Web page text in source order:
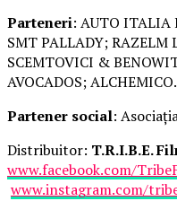
Parteneri: AUTO ITALIA
SMT PALLADY; RAZELM
SCEMTOVICI &
AVOCADOS; ALCHEMICO.
Partener social:
Distribuitor: T.R.I.B.E.
www.facebook.com/
www.instagram.com/